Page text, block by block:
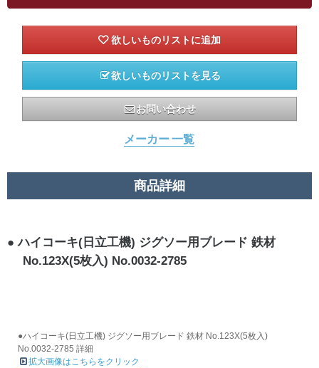
欲しいものリストを見る
お問い合わせ
メーカー 一覧
商品詳細
ハイコーキ(日立工機) ジグソー用ブレード 鉄材
No.123X(5枚入) No.0032-2785
●ハイコーキ(日立工機) ジグソー用ブレード 鉄材 No.123X(5枚入)
No.0032-2785 詳細
拡大画像はこちらをクリック